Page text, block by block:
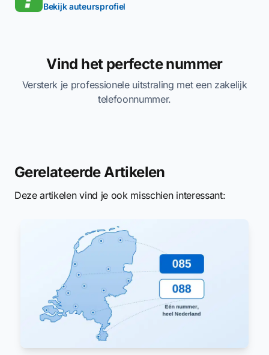
Bekijk auteursprofiel
Vind het perfecte nummer
Versterk je professionele uitstraling met een zakelijk
telefoonnummer.
Gerelateerde Artikelen
Deze artikelen vind je ook misschien interessant: